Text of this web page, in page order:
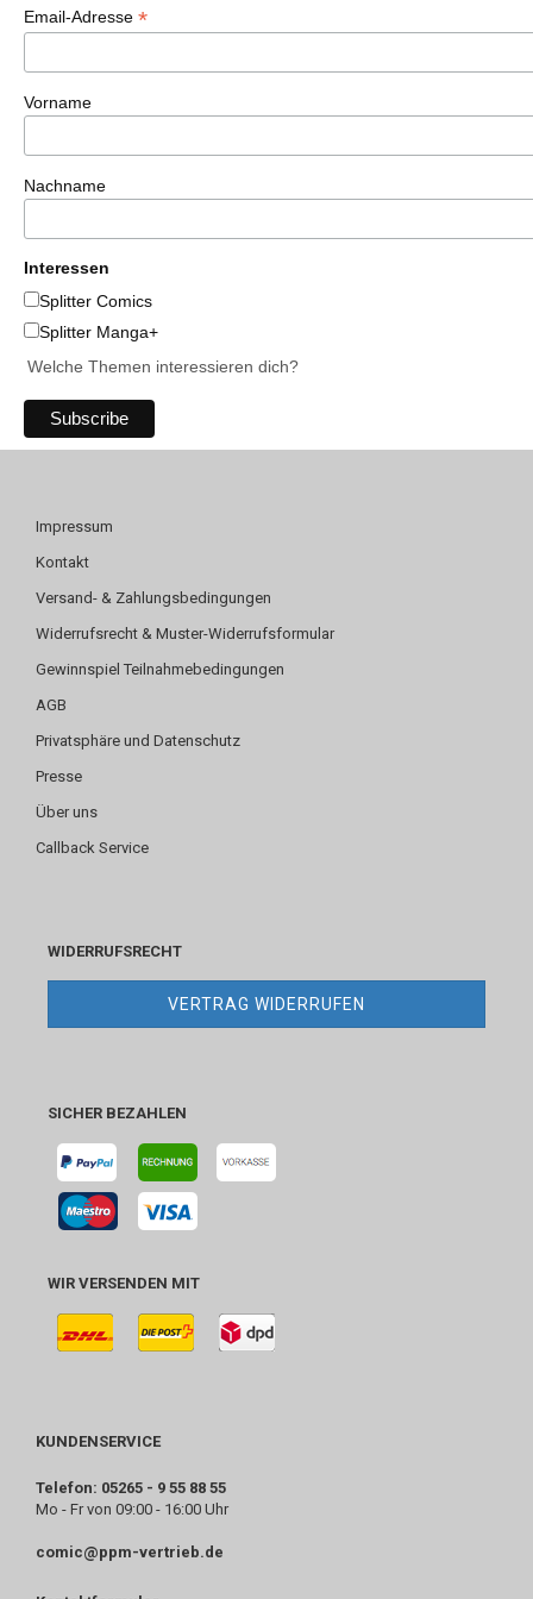
Email-Adresse *
Vorname
Nachname
Interessen
Splitter Comics
Splitter Manga+
Welche Themen interessieren dich?
Impressum
Kontakt
Versand- & Zahlungsbedingungen
Widerrufsrecht & Muster-Widerrufsformular
Gewinnspiel Teilnahmebedingungen
AGB
Privatsphäre und Datenschutz
Presse
Über uns
Callback Service
WIDERRUFSRECHT
VERTRAG WIDERRUFEN
SICHER BEZAHLEN
WIR VERSENDEN MIT
KUNDENSERVICE
Telefon: 05265 - 9 55 88 55
Mo - Fr von 09:00 - 16:00 Uhr
comic@ppm-vertrieb.de